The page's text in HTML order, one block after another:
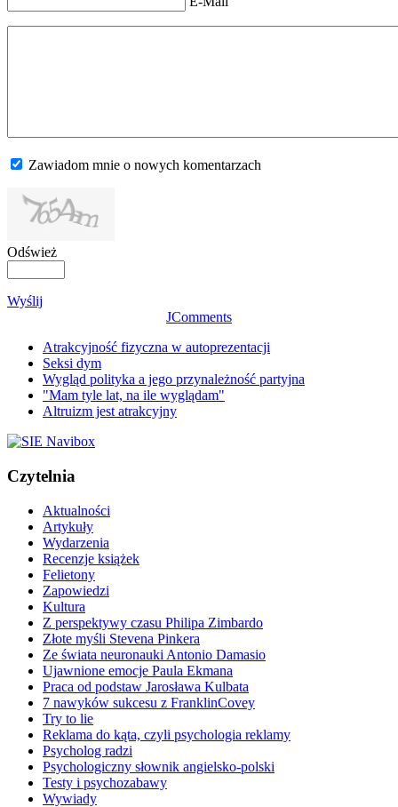
Zawiadom mnie o nowych komentarzach
Odśwież
Wyślij
JComments
Atrakcyjność fizyczna w autoprezentacji
Seksi dym
Wygląd polityka a jego przynależność partyjna
"Mam tyle lat, na ile wyglądam"
Altruizm jest atrakcyjny
Czytelnia
Aktualności
Artykuły
Wydarzenia
Recenzje książek
Felietony
Zapowiedzi
Kultura
Z perspektywy czasu Philipa Zimbardo
Złote myśli Stevena Pinkera
Ze świata neuronauki Antonio Damasio
Ujawnione emocje Paula Ekmana
Praca od podstaw Jarosława Kulbata
7 nawyków sukcesu z FranklinCovey
Try to lie
Reklama do kąta, czyli psychologia reklamy
Psycholog radzi
Psychologiczny słownik angielsko-polski
Testy i psychozabawy
Wywiady